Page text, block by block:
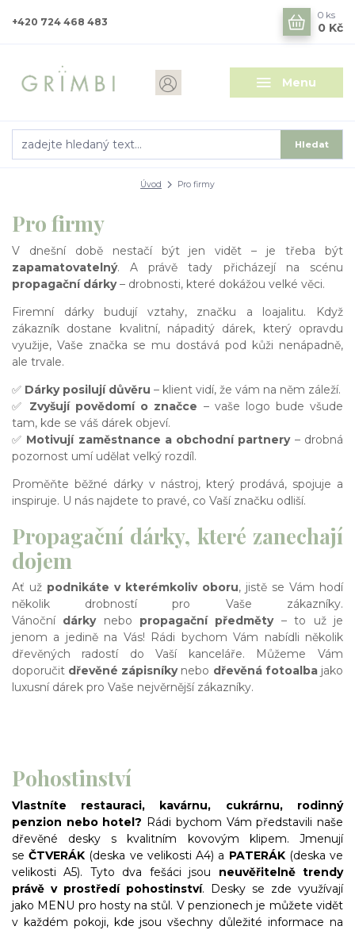
Menu
Hledat
+420 724 468 483
0 ks
0 Kč
Úvod Pro firmy
Pro firmy
V dnešní době nestačí být jen vidět – je třeba být
zapamatovatelný. A právě tady přicházejí na scénu
propagační dárky– drobnosti, které dokážou velké věci.
Firemní dárky budují vztahy, značku a loajalitu. Když
zákazník dostane kvalitní, nápaditý dárek, který opravdu
využije, Vaše značka se mu dostává pod kůži nenápadně,
ale trvale.
✅ Dárky posilují důvěru – klient vidí, že vám na něm záleží.
✅ Zvyšují povědomí o značce – vaše logo bude všude
tam, kde se váš dárek objeví.
✅ Motivují zaměstnance a obchodní partnery– drobná
pozornost umí udělat velký rozdíl.
Proměňte běžné dárky v nástroj, který prodává, spojuje a
inspiruje. U nás najdete to pravé, co Vaší značku odliší.
Propagační dárky, které zanechají
dojem
Ať už podnikáte v kterémkoliv oboru, jistě se Vám hodí
několik drobností pro Vaše zákazníky.
Vánoční dárky nebo propagační předměty– to už je
jenom a jedině na Vás! Rádi bychom Vám nabídli několik
dřevěných radostí do Vaší kanceláře. Můžeme Vám
doporučit dřevěné zápisníkynebo dřevěná fotoalbajako
luxusní dárek pro Vaše nejvěrnější zákazníky.
Pohostinství
Vlastníte restauraci, kavárnu, cukrárnu, rodinný
penzion nebo hotel? Rádi bychom Vám představili naše
dřevěné desky s kvalitním kovovým klipem. Jmenují
seČTVERÁK (deska ve velikosti A4) a PATERÁK (deska ve
velikosti A5). Tyto dva fešáci jsou neuvěřitelně trendy
právě v prostředí pohostinství. Desky se zde využívají
jako MENU pro hosty na stůl. V penzionech je můžete vidět
v každém pokoji, kde jsou všechny důležité informace na